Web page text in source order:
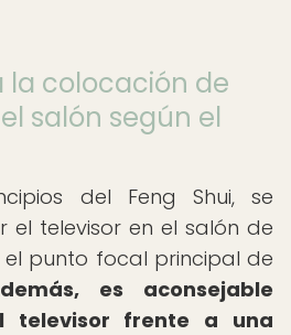
la colocación de
salón según el
del Feng Shui, se
el televisor en el salón de
punto focal principal de
es aconsejable
televisor frente a una